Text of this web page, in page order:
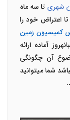
شهری تا سه ماه
اعتراض خود را
کمیسیون زمین
24 ساعت شبانه­روز آماده ارائه
شما می­توانید